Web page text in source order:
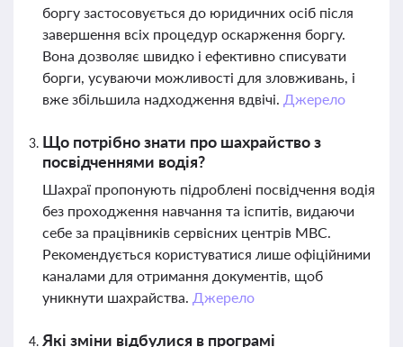
боргу застосовується до юридичних осіб після
завершення всіх процедур оскарження боргу.
Вона дозволяє швидко і ефективно списувати
борги, усуваючи можливості для зловживань, і
вже збільшила надходження вдвічі. Джерело
Що потрібно знати про шахрайство з
посвідченнями водія?
Шахраї пропонують підроблені посвідчення водія
без проходження навчання та іспитів, видаючи
себе за працівників сервісних центрів МВС.
Рекомендується користуватися лише офіційними
каналами для отримання документів, щоб
уникнути шахрайства. Джерело
Які зміни відбулися в програмі